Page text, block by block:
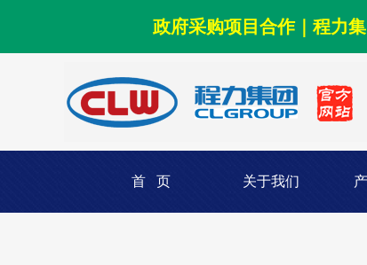
政府采购项目合作｜程力
首 页 关于我们